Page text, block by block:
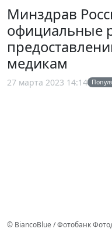
Минздрав
официальные
медикам
27 марта 2023 14:14
© BiancoBlue / Фотобанк